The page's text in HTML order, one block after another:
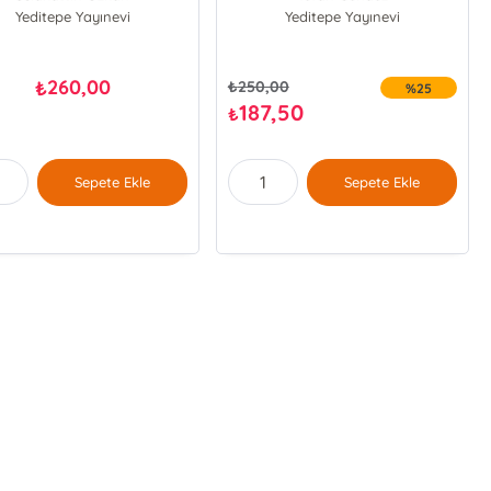
Yeditepe Yayınevi
₺260,00
Sepete Ekle
Yeditepe Yayınevi
₺250,00
₺187,50
%25
Sepete Ekle